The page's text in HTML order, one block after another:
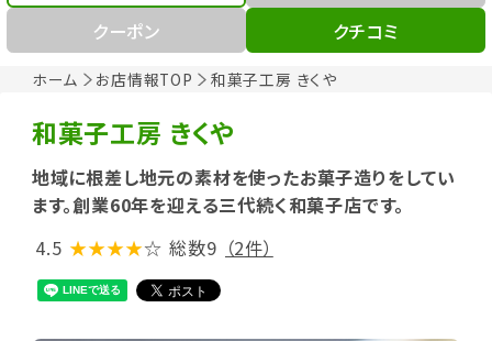
ホーム お店情報TOP 和菓子工房 きくや
クーポン
クチコミ
和菓子工房 きくや
地域に根差し地元の素材を使ったお菓子造りをしてい
ます。創業60年を迎える三代続く和菓子店です。
4.5 ★★★★☆ 総数9 （2件）